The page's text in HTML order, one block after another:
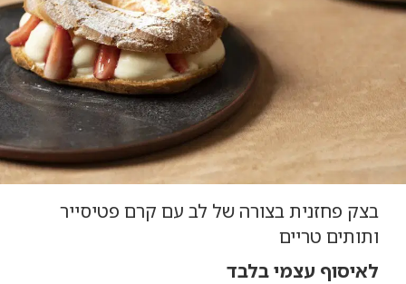
בצק פחזנית בצורה של לב עם קרם פטיסייר
ותותים טריים
לאיסוף עצמי בלבד